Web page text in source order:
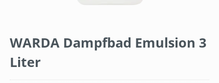
WARDA Dampfbad Emulsion 3
Liter